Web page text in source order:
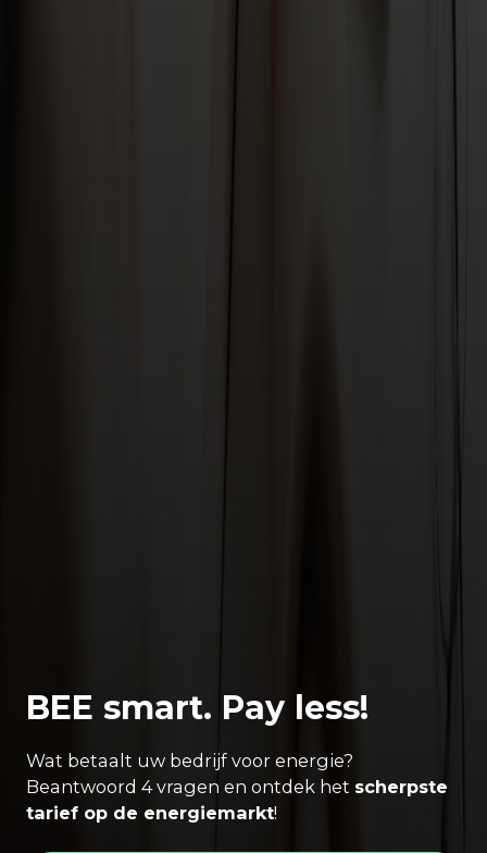
BEE smart. Pay less!
Wat betaalt uw bedrijf voor energie?
Beantwoord 4 vragen en ontdek het scherpste
tarief op de energiemarkt!